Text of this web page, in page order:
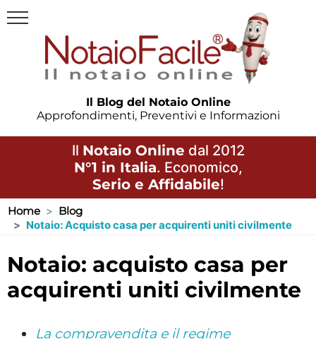
Il Blog del Notaio Online
Approfondimenti, Preventivi e Informazioni
Il Notaio Online dal 2012
N°1 in Italia. Economico,
Serio e Affidabile!
Home
Blog
Notaio: Acquisto casa per acquirenti uniti civilmente
notaio: acquisto casa per
acquirenti uniti civilmente
La compravendita e il regime